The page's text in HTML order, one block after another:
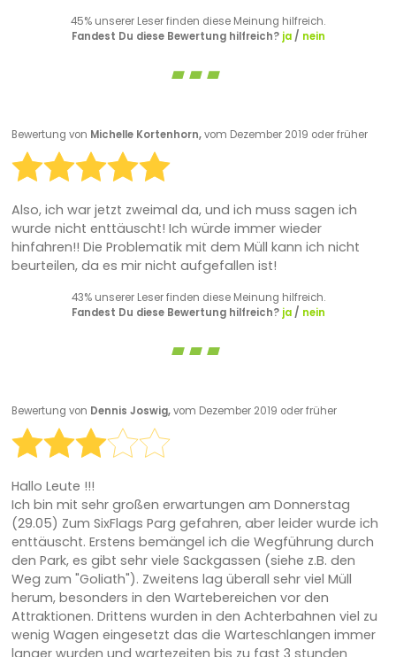
45% unserer Leser finden diese Meinung hilfreich.
Fandest Du diese Bewertung hilfreich? ja/ nein
Bewertung von Michelle Kortenhorn,vom Dezember 2019 oder früher
Also, ich war jetzt zweimal da, und ich muss sagen ich
wurde nicht enttäuscht! Ich würde immer wieder
hinfahren!! Die Problematik mit dem Müll kann ich nicht
beurteilen, da es mir nicht aufgefallen ist!
43% unserer Leser finden diese Meinung hilfreich.
Fandest Du diese Bewertung hilfreich? ja/ nein
Bewertung von Dennis Joswig,vom Dezember 2019 oder früher
Hallo Leute !!!
Ich bin mit sehr großen erwartungen am Donnerstag
(29.05) Zum SixFlags Parg gefahren, aber leider wurde ich
enttäuscht. Erstens bemängel ich die Wegführung durch
den Park, es gibt sehr viele Sackgassen (siehe z.B. den
Weg zum "Goliath"). Zweitens lag überall sehr viel Müll
herum, besonders in den Wartebereichen vor den
Attraktionen. Drittens wurden in den Achterbahnen viel zu
wenig Wagen eingesetzt das die Warteschlangen immer